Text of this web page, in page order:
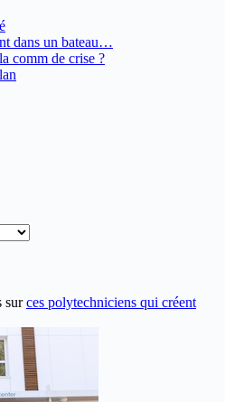
dans un bateau…
comm de crise ?
surces polytechniciens qui créent